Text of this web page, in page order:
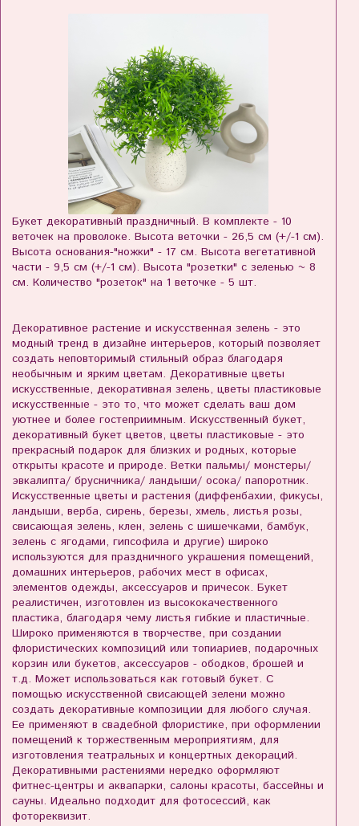
Букет декоративный праздничный. В комплекте - 10
веточек на проволоке. Высота веточки - 26,5 см (+/-1 см).
Высота основания-"ножки" - 17 см. Высота вегетативной
части - 9,5 см (+/-1 см). Высота "розетки" с зеленью ~ 8
см. Количество "розеток" на 1 веточке - 5 шт.
Декоративное растение и искусственная зелень - это
модный тренд в дизайне интерьеров, который позволяет
создать неповторимый стильный образ благодаря
необычным и ярким цветам. Декоративные цветы
искусственные, декоративная зелень, цветы пластиковые
искусственные - это то, что может сделать ваш дом
уютнее и более гостеприимным. Искусственный букет,
декоративный букет цветов, цветы пластиковые - это
прекрасный подарок для близких и родных, которые
открыты красоте и природе. Ветки пальмы/ монстеры/
эвкалипта/ брусничника/ ландыши/ осока/ папоротник.
Искусственные цветы и растения (диффенбахии, фикусы,
ландыши, верба, сирень, березы, хмель, листья розы,
свисающая зелень, клен, зелень с шишечками, бамбук,
зелень с ягодами, гипсофила и другие) широко
используются для праздничного украшения помещений,
домашних интерьеров, рабочих мест в офисах,
элементов одежды, аксессуаров и причесок. Букет
реалистичен, изготовлен из высококачественного
пластика, благодаря чему листья гибкие и пластичные.
Широко применяются в творчестве, при создании
флористических композиций или топиариев, подарочных
корзин или букетов, аксессуаров - ободков, брошей и
т.д. Может использоваться как готовый букет. С
помощью искусственной свисающей зелени можно
создать декоративные композиции для любого случая.
Ее применяют в свадебной флористике, при оформлении
помещений к торжественным мероприятиям, для
изготовления театральных и концертных декораций.
Декоративными растениями нередко оформляют
фитнес-центры и аквапарки, салоны красоты, бассейны и
сауны. Идеально подходит для фотосессий, как
фотореквизит.